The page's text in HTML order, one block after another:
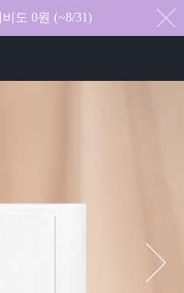
도 0원 (~8/31)